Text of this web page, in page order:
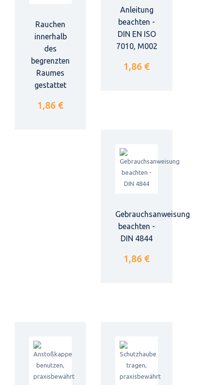
Rauchen
innerhalb
des
begrenzten
Raumes
gestattet
1,86 €
Anleitung
beachten -
DIN EN ISO
7010, M002
1,86 €
Gebrauchsanweisung
beachten -
DIN 4844
1,86 €